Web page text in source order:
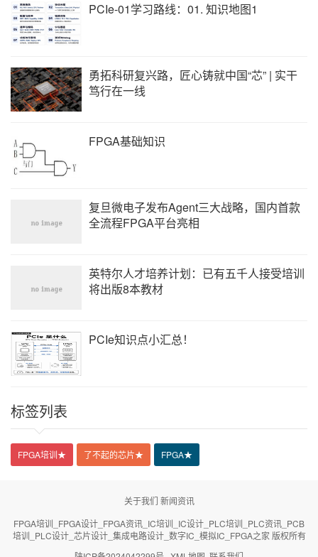
PCIe-01学习路线：01. 知识地图1
勇拓科研复兴路，匠心铸就中国“芯” | 实干
笃行在一线
FPGA基础知识
复旦微电子发布Agent三大战略，国内首款
全流程FPGA平台亮相
英特尔人才培养计划：已有五千人接受培训
将出版8本教材
PCIe知识点小汇总！
标签列表
FPGA培训★ 了不起的芯片★ FPGA★
关于我们 新闻资讯
FPGA培训_FPGA设计_FPGA资讯_IC培训_IC设计_PLC培训_PLC资讯_PCB
培训_PLC设计_芯片设计_集成电路设计_数字IC_模拟IC_FPGA之家 版权所有